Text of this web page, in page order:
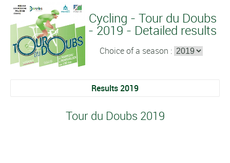
Cycling - Tour du Doubs
- 2019 - Detailed results
Choice of a season :
Results 2019
Tour du Doubs 2019